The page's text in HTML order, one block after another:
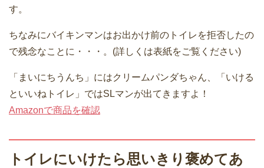
す。
ちなみにバイキンマンはお出かけ前のトイレを拒否したの
で残念なことに・・・。(詳しくは表紙をご覧ください)
「まいにちうんち」にはクリームパンダちゃん、「いける
といいねトイレ」ではSLマンが出てきますよ！
Amazonで商品を確認
トイレにいけたら思いきり褒めてあ